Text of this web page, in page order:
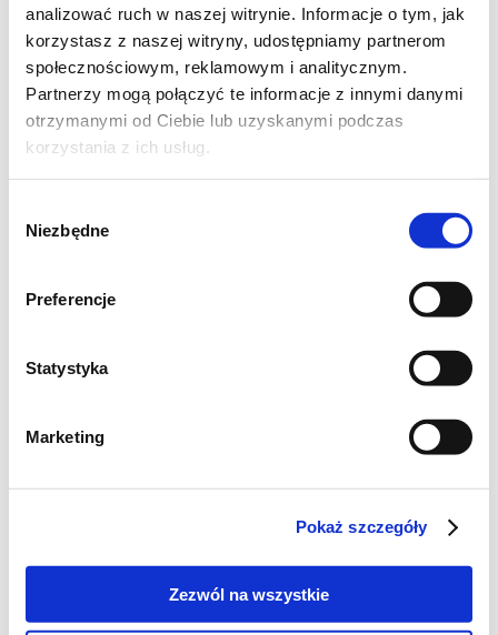
analizować ruch w naszej witrynie. Informacje o tym, jak
korzystasz z naszej witryny, udostępniamy partnerom
społecznościowym, reklamowym i analitycznym.
Partnerzy mogą połączyć te informacje z innymi danymi
otrzymanymi od Ciebie lub uzyskanymi podczas
korzystania z ich usług.
zgody
Niezbędne
Preferencje
Statystyka
Marketing
Pokaż szczegóły
Zezwól na wszystkie
Adres, który próbujesz odwiedzić/przepis/tort-o-
smaku-kinder-bueno-i-truskawki
jest obecnie
niedostępny.
Sprawdź pisownię adresu lub skorzystaj z wyszukiwarki
Jak powstają oleje tłoczone na zimno Kujawski?